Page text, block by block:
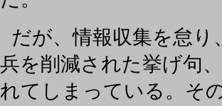
だが、情報収集を怠
兵を削減された挙げ句
れてしまっている。そ